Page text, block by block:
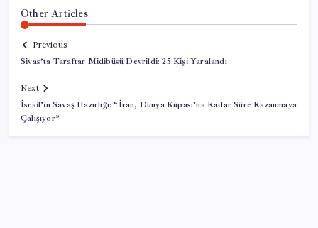
Other Articles
Previous
Sivas’ta Taraftar Midibüsü Devrildi: 25 Kişi Yaralandı
Next
İsrail’in Savaş Hazırlığı: “İran, Dünya Kupası’na Kadar Süre Kazanmaya
Çalışıyor”